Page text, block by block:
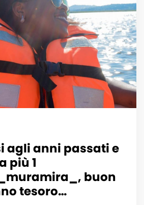
agli anni passati e
più 1
buon
tesoro…